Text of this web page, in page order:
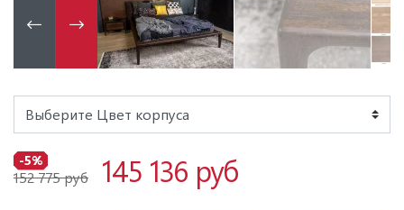
-5%
152 775 руб 145 136 руб